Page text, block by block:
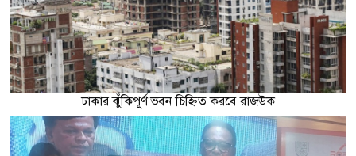
ঢাকার ঝুঁকিপূর্ণ ভবন চিহ্নিত করবে রাজউক